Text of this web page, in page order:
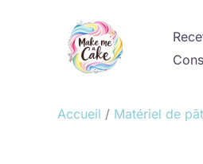
Accueil Matériel de